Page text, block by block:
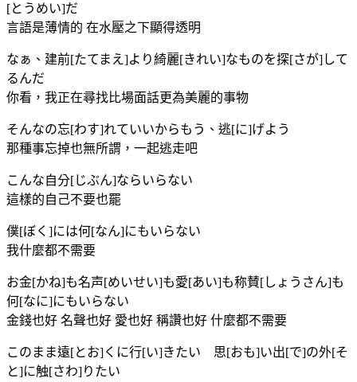
[とうめい]だ
言語是薄情的 在水壓之下顯得透明
なぁ、建前[たてまえ]より綺麗[きれい]なものを探[さが]して
るんだ
你看，我正在尋找比場面話更為美麗的事物
そんなの忘[わす]れていいからもう、逃[に]げよう
那種事忘掉也無所謂，一起逃走吧
こんな自分[じぶん]ならいらない
這樣的自己不要也罷
僕[ぼく]には何[なん]にもいらない
我什麼都不需要
お金[かね]も名声[めいせい]も愛[あい]も称賛[しょうさん]も
何[なに]にもいらない
金錢也好 名聲也好 愛也好 稱讚也好 什麼都不需要
このまま遠[とお]くに行[い]きたい 思[おも]い出[で]の外[そ
と]に触[さわ]りたい